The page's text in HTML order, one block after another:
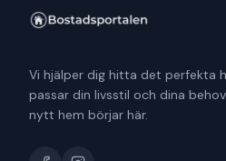
Vi hjälper dig hitta det perfekta
passar din livsstil och dina
nytt hem börjar här.